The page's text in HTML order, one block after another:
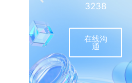
3238
在线沟
通